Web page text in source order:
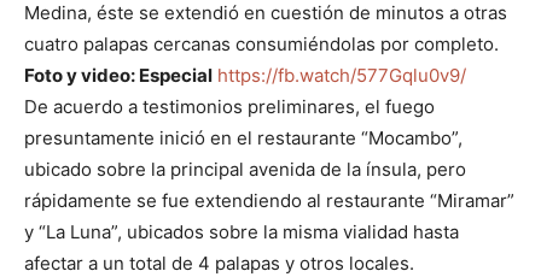
Medina, éste se extendió en cuestión de minutos a otras
cuatro palapas cercanas consumiéndolas por completo.
Foto y video: Especial https://fb.watch/577Gqlu0v9/
De acuerdo a testimonios preliminares, el fuego
presuntamente inició en el restaurante “Mocambo”,
ubicado sobre la principal avenida de la ínsula, pero
rápidamente se fue extendiendo al restaurante “Miramar”
y “La Luna”, ubicados sobre la misma vialidad hasta
afectar a un total de 4 palapas y otros locales.